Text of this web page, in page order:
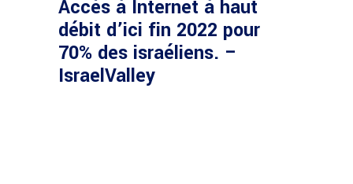
Accès à Internet à haut
débit d’ici fin 2022 pour
70% des israéliens. –
IsraelValley